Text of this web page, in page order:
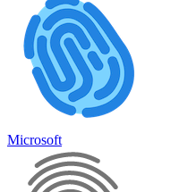
Microsoft